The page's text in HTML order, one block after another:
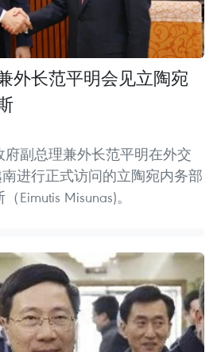
外长范平明会见立陶宛
府副总理兼外长范平明在外交
进行正式访问的立陶宛内务部
Eimutis Misunas)。